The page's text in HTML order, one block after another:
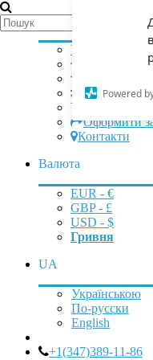
Powered
Мій аккаунт
Увійти
Порівняння
Оформити
Контакти
Валюта
EUR - €
GBP - £
USD - $
Гривня
UA
Українською
По-русски
English
+1(347)389-11-86